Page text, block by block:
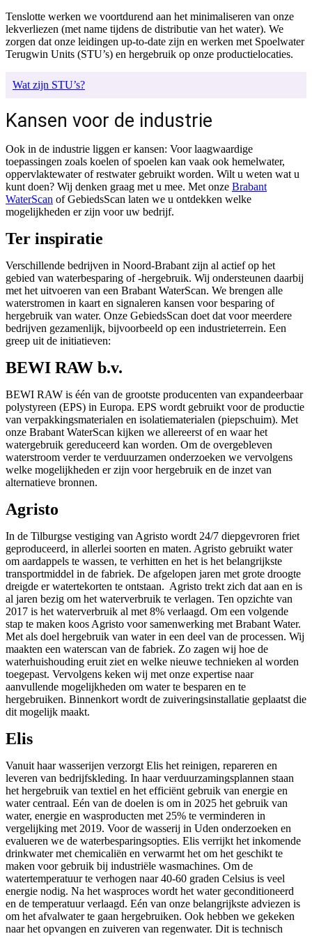
Tenslotte werken we voortdurend aan het minimaliseren van onze
lekverliezen (met name tijdens de distributie van het water). We
zorgen dat onze leidingen up-to-date zijn en werken met Spoelwater
Terugwin Units (STU’s) en hergebruik op onze productielocaties.
Wat zijn STU’s?
Kansen voor de industrie
Ook in de industrie liggen er kansen: Voor laagwaardige
toepassingen zoals koelen of spoelen kan vaak ook hemelwater,
oppervlaktewater of restwater gebruikt worden. Wilt u weten wat u
kunt doen? Wij denken graag met u mee. Met onze Brabant
WaterScan of GebiedsScan laten we u ontdekken welke
mogelijkheden er zijn voor uw bedrijf.
Ter inspiratie
Verschillende bedrijven in Noord-Brabant zijn al actief op het
gebied van waterbesparing of -hergebruik. Wij ondersteunen daarbij
met het uitvoeren van een Brabant WaterScan. We brengen alle
waterstromen in kaart en signaleren kansen voor besparing of
hergebruik van water. Onze GebiedsScan doet dat voor meerdere
bedrijven gezamenlijk, bijvoorbeeld op een industrieterrein. Een
greep uit de initiatieven:
BEWI RAW b.v.
BEWI RAW is één van de grootste producenten van expandeerbaar
polystyreen (EPS) in Europa. EPS wordt gebruikt voor de productie
van verpakkingsmaterialen en isolatiematerialen (piepschuim). Met
onze Brabant WaterScan kijken we allereerst of en waar het
watergebruik gereduceerd kan worden. Om de overgebleven
waterstroom verder te verduurzamen onderzoeken we vervolgens
welke mogelijkheden er zijn voor hergebruik en de inzet van
alternatieve bronnen.
Agristo
In de Tilburgse vestiging van Agristo wordt 24/7 diepgevroren friet
geproduceerd, in allerlei soorten en maten. Agristo gebruikt water
om aardappels te wassen, te verhitten en het is het belangrijkste
transportmiddel in de fabriek. De afgelopen jaren met grote droogte
dreigde er watertekorten te ontstaan. Agristo trekt zich dat aan en is
al jaren bezig om het waterverbruik te verlagen. Ten opzichte van
2017 is het waterverbruik al met 8% verlaagd. Om een volgende
stap te maken koos Agristo voor samenwerking met Brabant Water.
Met als doel hergebruik van water in een deel van de processen. Wij
maakten een waterscan van de fabriek. Zo zagen wij hoe de
waterhuishouding eruit ziet en welke nieuwe technieken al worden
toegepast. Vervolgens keken wij met onze expertise naar
aanvullende mogelijkheden om water te besparen en te
hergebruiken. Binnenkort wordt de zuiveringsinstallatie geplaatst die
dit mogelijk maakt.
Elis
Vanuit haar wasserijen verzorgt Elis het reinigen, repareren en
leveren van bedrijfskleding. In haar verduurzamingsplannen staan
het hergebruik van textiel en het efficiënt gebruik van energie en
water centraal. Eén van de doelen is om in 2025 het gebruik van
water, energie en wasproducten met 25% te verminderen in
vergelijking met 2019. Voor de wasserij in Uden onderzoeken en
evalueren we de waterbesparingsopties. Elis verrijkt het inkomende
drinkwater met chemicaliën en verwarmt het om het geschikt te
maken voor gebruik bij industriële wasmachines. Om de
watertemperatuur te verhogen naar 40-60 graden Celsius is veel
energie nodig. Na het wasproces wordt het water geconditioneerd
en de temperatuur verlaagd. Eén van onze belangrijkste adviezen is
om het afvalwater te gaan hergebruiken. Ook hebben we gekeken
naar het opvangen en zuiveren van regenwater. Dit is technisch